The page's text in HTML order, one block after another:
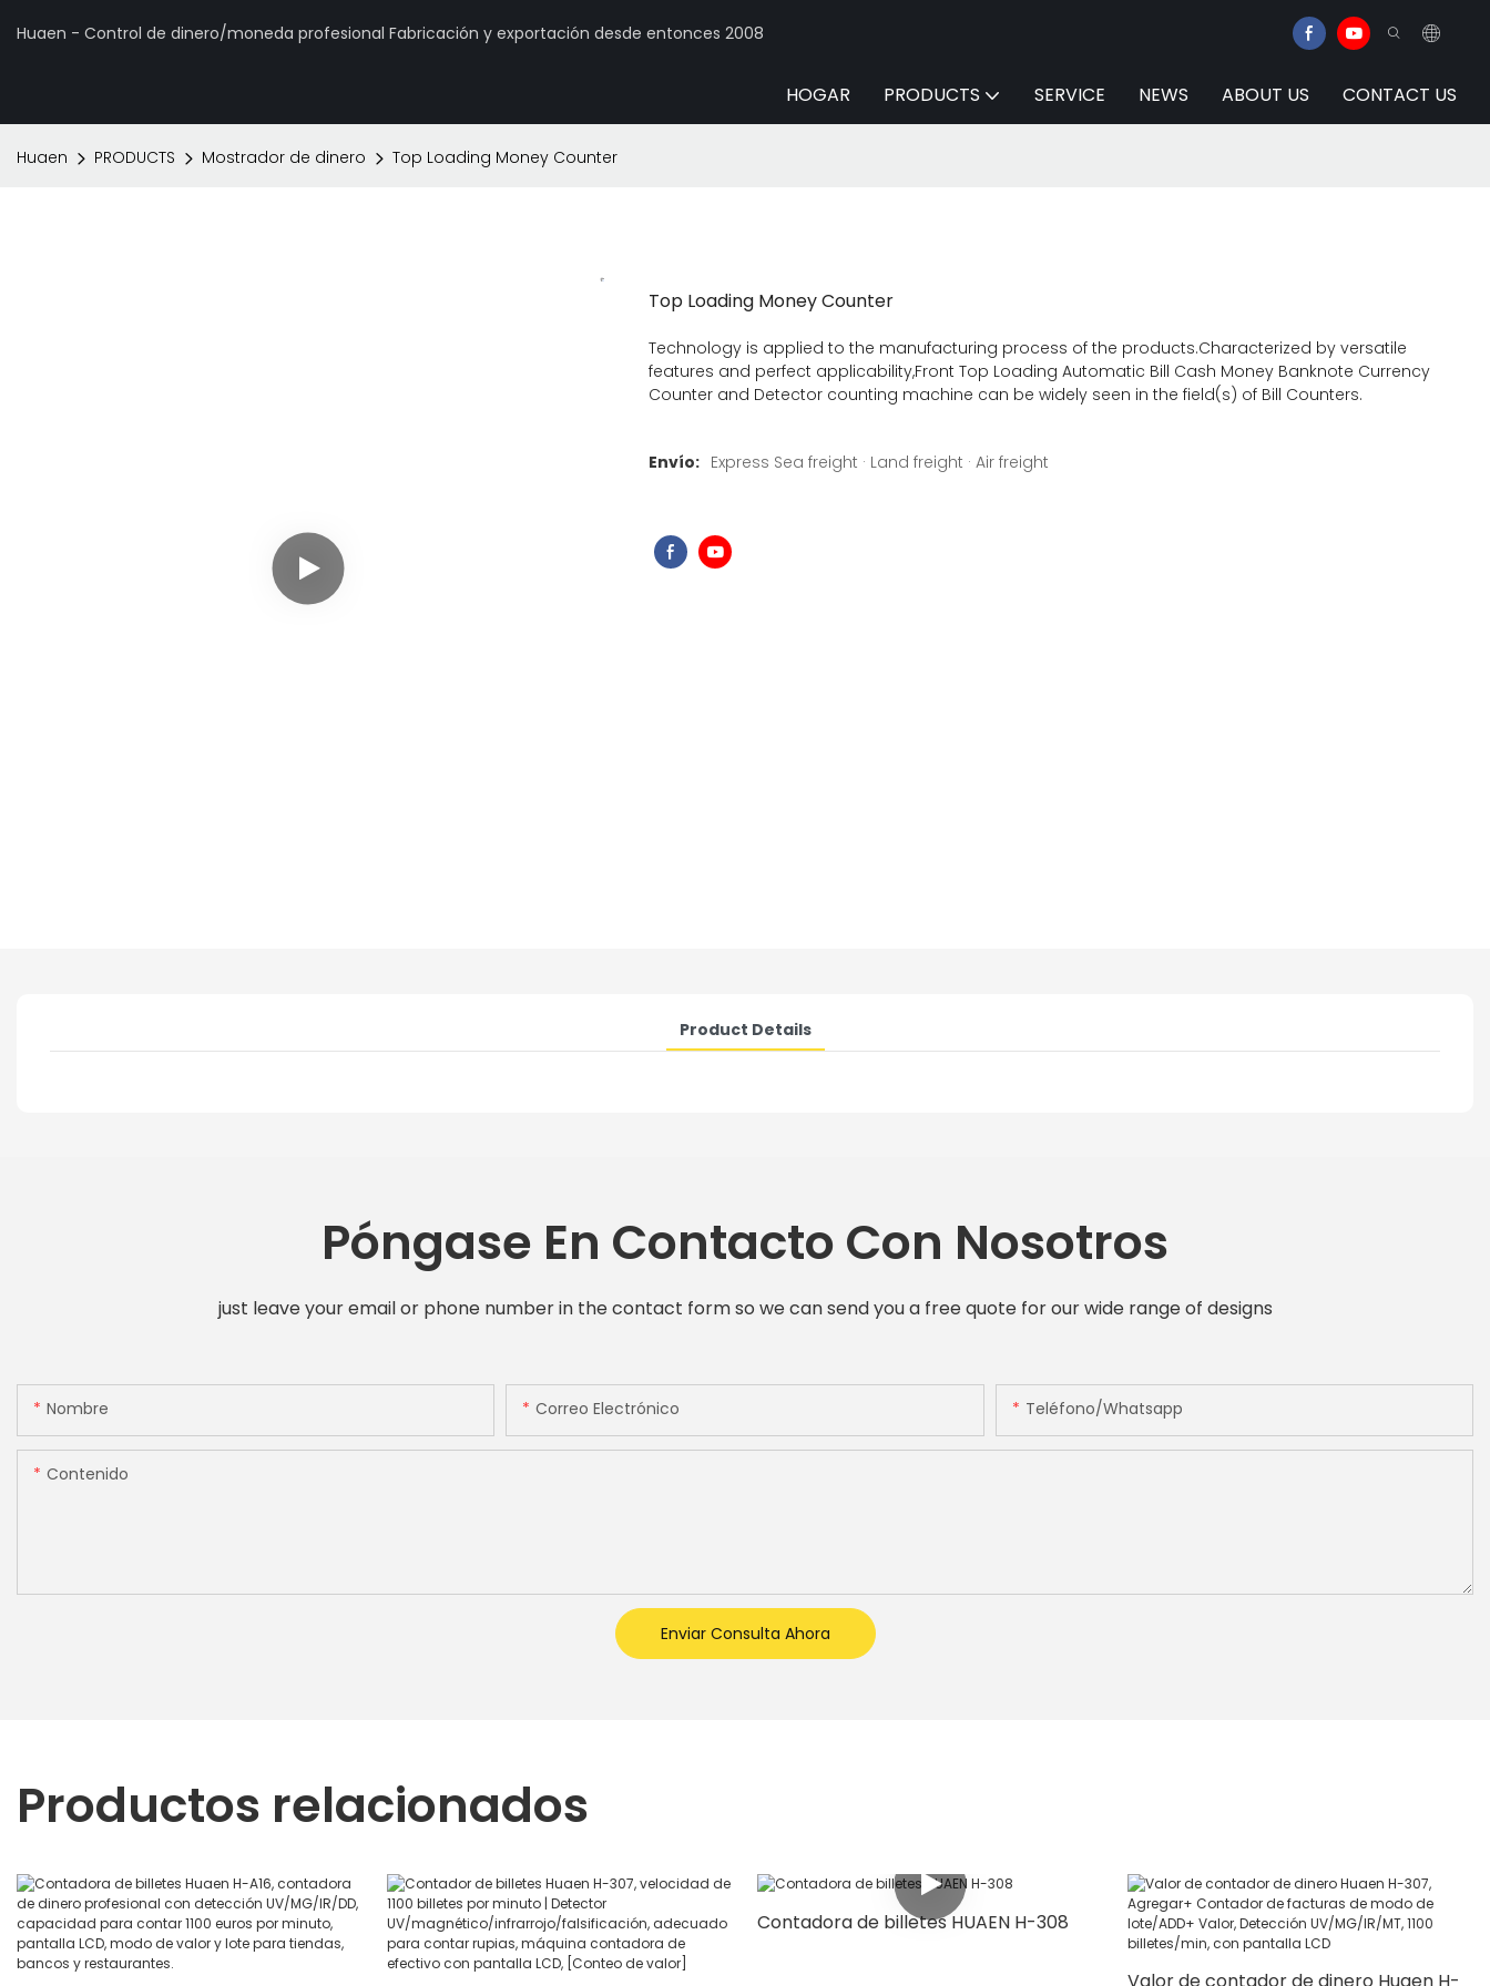
Huaen - Control de dinero/moneda profesional Fabricación y exportación desde entonces 2008
HOGAR PRODUCTS SERVICE NEWS ABOUT US CONTACT US
Huaen PRODUCTS Mostrador de dinero Top Loading Money Counter
Top Loading Money Counter
Technology is applied to the manufacturing process of the products.Characterized by versatile
features and perfect applicability,Front Top Loading Automatic Bill Cash Money Banknote Currency
Counter and Detector counting machine can be widely seen in the field(s) of Bill Counters.
Envío: Express Sea freight · Land freight · Air freight
Product Details
Póngase En Contacto Con Nosotros
just leave your email or phone number in the contact form so we can send you a free quote for our wide range of designs
Nombre Correo Electrónico Teléfono/whatsapp
Contenido
Enviar Consulta Ahora
Productos relacionados
Contadora de billetes HUAEN H-308